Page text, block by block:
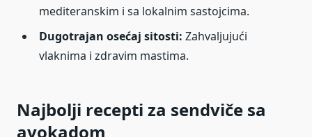
mediteranskim i sa lokalnim sastojcima.
Dugotrajan osećaj sitosti: Zahvaljujući
vlaknima i zdravim mastima.
Najbolji recepti za sendviče sa
avokadom